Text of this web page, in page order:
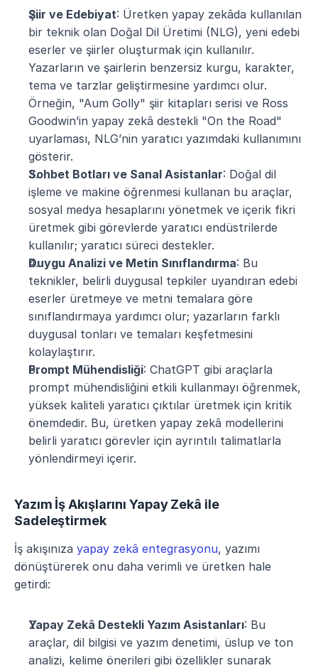
Şiir ve Edebiyat: Üretken yapay zekâda kullanılan
bir teknik olan Doğal Dil Üretimi (NLG), yeni edebi
eserler ve şiirler oluşturmak için kullanılır.
Yazarların ve şairlerin benzersiz kurgu, karakter,
tema ve tarzlar geliştirmesine yardımcı olur.
Örneğin, "Aum Golly" şiir kitapları serisi ve Ross
Goodwin’in yapay zekâ destekli "On the Road"
uyarlaması, NLG’nin yaratıcı yazımdaki kullanımını
gösterir​.
Sohbet Botları ve Sanal Asistanlar: Doğal dil
işleme ve makine öğrenmesi kullanan bu araçlar,
sosyal medya hesaplarını yönetmek ve içerik fikri
üretmek gibi görevlerde yaratıcı endüstrilerde
kullanılır; yaratıcı süreci destekler​.
Duygu Analizi ve Metin Sınıflandırma: Bu
teknikler, belirli duygusal tepkiler uyandıran edebi
eserler üretmeye ve metni temalara göre
sınıflandırmaya yardımcı olur; yazarların farklı
duygusal tonları ve temaları keşfetmesini
kolaylaştırır​.
Prompt Mühendisliği: ChatGPT gibi araçlarla
prompt mühendisliğini etkili kullanmayı öğrenmek,
yüksek kaliteli yaratıcı çıktılar üretmek için kritik
önemdedir. Bu, üretken yapay zekâ modellerini
belirli yaratıcı görevler için ayrıntılı talimatlarla
yönlendirmeyi içerir​.
Yazım İş Akışlarını Yapay Zekâ ile
Sadeleştirmek
İş akışınıza yapay zekâ entegrasyonu, yazımı
dönüştürerek onu daha verimli ve üretken hale
getirdi:
Yapay Zekâ Destekli Yazım Asistanları: Bu
araçlar, dil bilgisi ve yazım denetimi, üslup ve ton
analizi, kelime önerileri gibi özellikler sunarak